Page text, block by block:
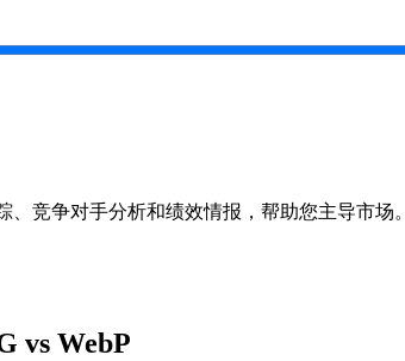
竞争对手分析和绩效情报，帮助您主导市场。
vs WebP